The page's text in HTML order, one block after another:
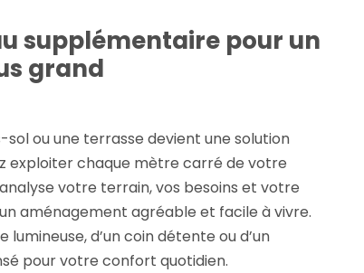
supplémentaire pour un
grand
sol ou une terrasse devient une solution
exploiter chaque mètre carré de votre
votre terrain, vos besoins et votre
aménagement agréable et facile à vivre.
lumineuse, d’un coin détente ou d’un
pour votre confort quotidien.